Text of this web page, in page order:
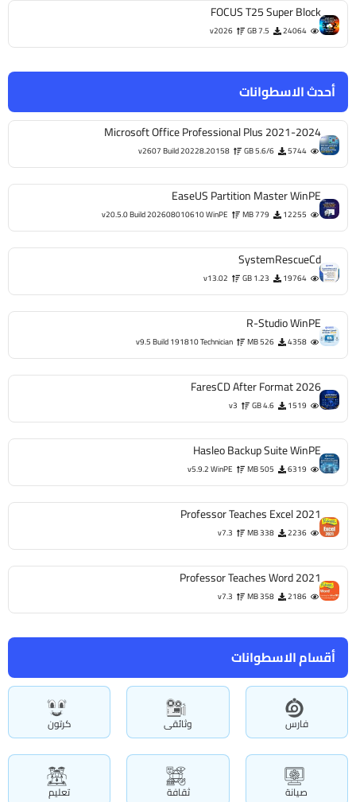
أقسام الاسطوانات
فارس وثائقى كرتون
صيانة ثقافة تعليم
أحدث الاسطوانات
Microsoft Office Professional Plus 2021-2024
5744
5.6/6 GB
v2607 Build 20228.20158
EaseUS Partition Master WinPE
12255
779 MB
v20.5.0 Build 202608010610 WinPE
SystemRescueCd
19764
1.23 GB
v13.02
R-Studio WinPE
4358
526 MB
v9.5 Build 191810 Technician
FaresCD After Format 2026
1519
4.6 GB
v3
Hasleo Backup Suite WinPE
6319
505 MB
v5.9.2 WinPE
Professor Teaches Excel 2021
2236
338 MB
v7.3
Professor Teaches Word 2021
2186
358 MB
v7.3
FOCUS T25 Super Block
24064
7.5 GB
v2026